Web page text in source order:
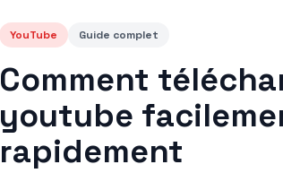
YouTube Guide complet
Comment
youtube
rapidement